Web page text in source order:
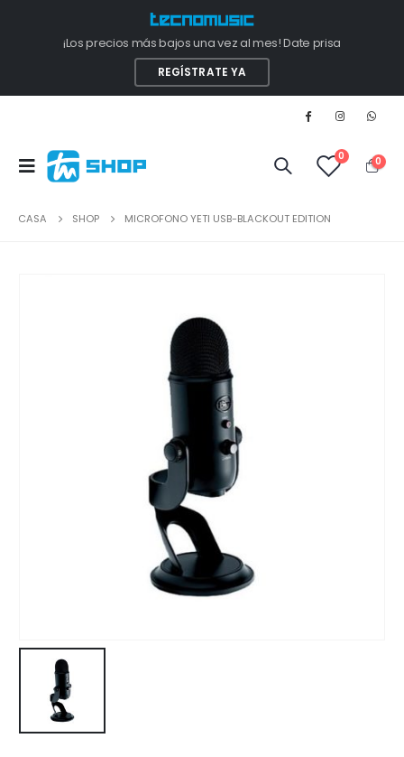
¡Los precios más bajos una vez al mes! Date prisa
REGÍSTRATE YA
0 0
CASA SHOP MICROFONO YETI USB-BLACKOUT EDITION